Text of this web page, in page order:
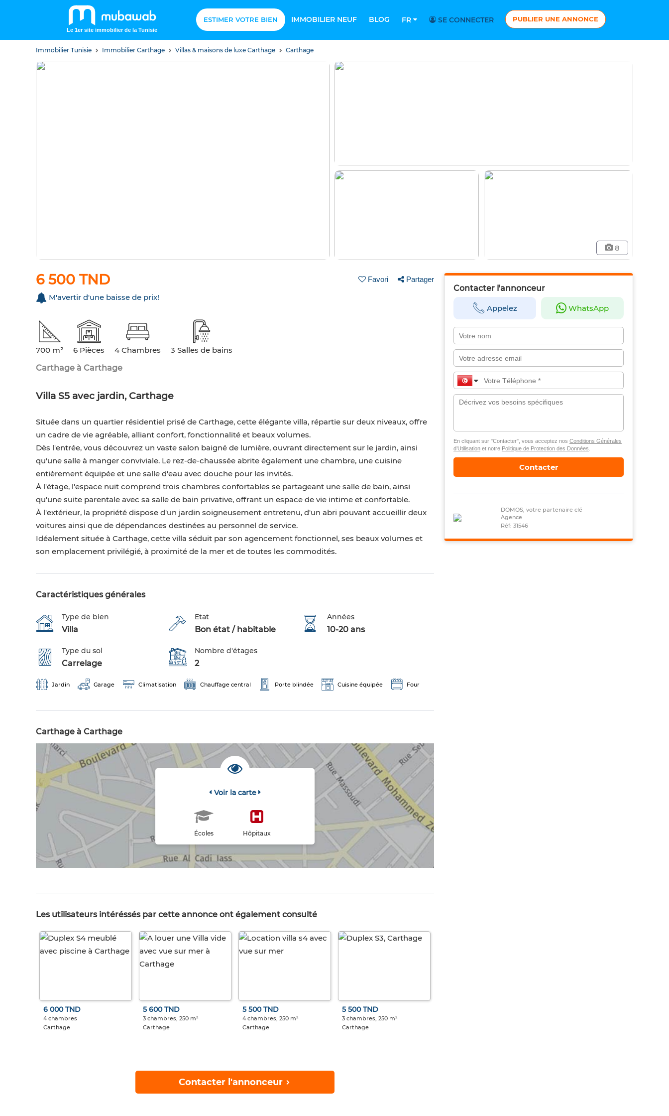
Le 1er site immobilier de la Tunisie
ESTIMER VOTRE BIEN IMMOBILIER NEUF BLOG FR SE CONNECTER PUBLIER UNE ANNONCE
Immobilier Tunisie Immobilier Carthage Villas & maisons de luxe Carthage Carthage
8
6 500 TND Favori Partager
M'avertir d'une baisse de prix!
700 m² 6 Pièces 4 Chambres
3 Salles de bains
Carthage à Carthage
Villa S5 avec jardin, Carthage
Située dans un quartier résidentiel prisé de Carthage, cette élégante villa, répartie sur deux niveaux, offre
un cadre de vie agréable, alliant confort, fonctionnalité et beaux volumes.
Dès l'entrée, vous découvrez un vaste salon baigné de lumière, ouvrant directement sur le jardin, ainsi
qu'une salle à manger conviviale. Le rez-de-chaussée abrite également une chambre, une cuisine
entièrement équipée et une salle d'eau avec douche pour les invités.
À l'étage, l'espace nuit comprend trois chambres confortables se partageant une salle de bain, ainsi
qu'une suite parentale avec sa salle de bain privative, offrant un espace de vie intime et confortable.
À l'extérieur, la propriété dispose d'un jardin soigneusement entretenu, d'un abri pouvant accueillir deux
voitures ainsi que de dépendances destinées au personnel de service.
Idéalement située à Carthage, cette villa séduit par son agencement fonctionnel, ses beaux volumes et
son emplacement privilégié, à proximité de la mer et de toutes les commodités.
Caractéristiques générales
Type de bien
Villa
Etat
Bon état / habitable
Années
10-20 ans
Type du sol
Carrelage
Nombre d'étages
2
Jardin Garage Climatisation Chauffage central Porte blindée Cuisine équipée Four
Carthage à Carthage
Voir la carte
Écoles Hôpitaux
Les utilisateurs intéréssés par cette annonce ont également consulté
6 000 TND
4 chambres
Carthage
5 600 TND
3 chambres, 250 m²
Carthage
5 500 TND
4 chambres, 250 m²
Carthage
5 500 TND
3 chambres, 250 m²
Carthage
Contacter l'annonceur
Contacter l'annonceur
Appelez WhatsApp
En cliquant sur "Contacter", vous acceptez nos Conditions Générales
d’Utilisationet notre Politique de Protection des Données
Contacter
DOMOS, votre partenaire clé
Agence
Réf: 31546